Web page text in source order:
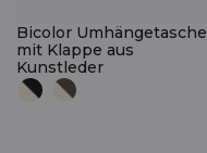
Bicolor Umhängetasche
mit Klappe aus
Kunstleder